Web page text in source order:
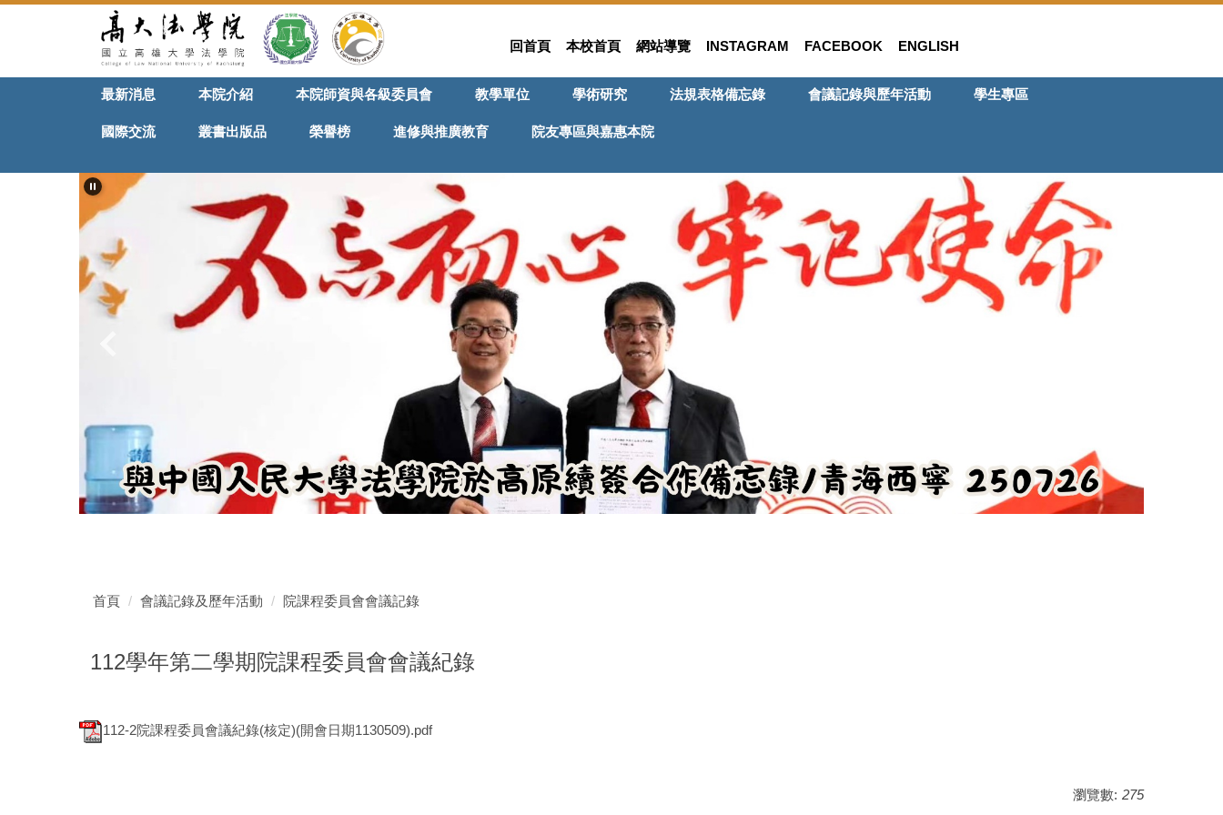
要
回首頁 本校首頁 網站導覽 INSTAGRAM FACEBOOK ENGLISH
最新消息 本院介紹 本院師資與各級委員會 教學單位 學術研究 法規表格備忘錄 會議記錄與歷年活動 學生專區
國際交流 叢書出版品 榮譽榜 進修與推廣教育 院友專區與嘉惠本院
首頁 會議記錄及歷年活動 院課程委員會會議記錄
112學年第二學期院課程委員會會議紀錄
112-2院課程委員會議紀錄(核定)(開會日期1130509).pdf
瀏覽數: 275